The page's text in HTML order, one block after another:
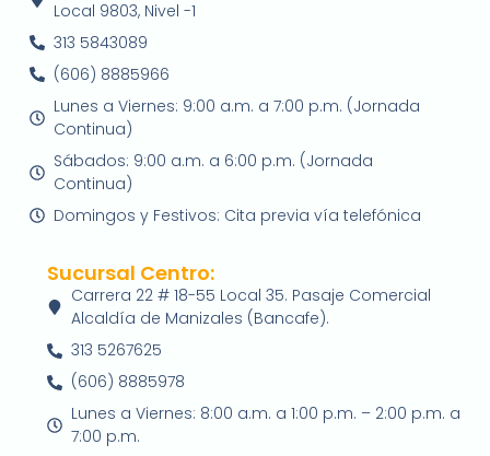
Local 9803, Nivel -1
313 5843089
(606) 8885966
Lunes a Viernes: 9:00 a.m. a 7:00 p.m. (Jornada
Continua)
Sábados: 9:00 a.m. a 6:00 p.m. (Jornada
Continua)
Domingos y Festivos: Cita previa vía telefónica
Sucursal Centro:
Carrera 22 # 18-55 Local 35. Pasaje Comercial
Alcaldía de Manizales (Bancafe).
313 5267625
(606) 8885978
Lunes a Viernes: 8:00 a.m. a 1:00 p.m. – 2:00 p.m. a
7:00 p.m.